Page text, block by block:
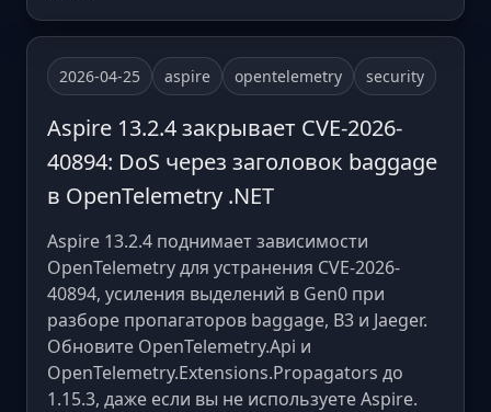
2026-04-25 aspire opentelemetry security
Aspire 13.2.4 закрывает CVE-2026-
40894: DoS через заголовок baggage
в OpenTelemetry .NET
Aspire 13.2.4 поднимает зависимости
OpenTelemetry для устранения CVE-2026-
40894, усиления выделений в Gen0 при
разборе пропагаторов baggage, B3 и Jaeger.
Обновите OpenTelemetry.Api и
OpenTelemetry.Extensions.Propagators до
1.15.3, даже если вы не используете Aspire.